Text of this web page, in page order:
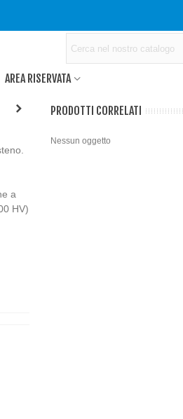
AREA RISERVATA
a
HV)
PRODOTTI CORRELATI
Nessun oggetto